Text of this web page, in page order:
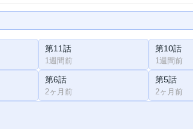
第11話
1週間前
第10話
1週間前
第6話
2ヶ月前
第5話
2ヶ月前